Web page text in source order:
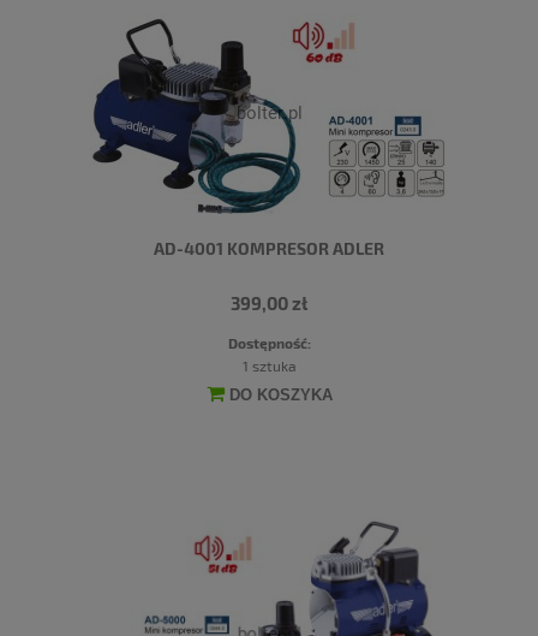
AD-4001 KOMPRESOR ADLER
399,00 zł
Dostępność:
1 sztuka
DO KOSZYKA